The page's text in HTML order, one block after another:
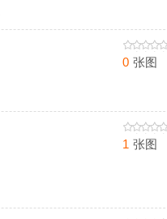
0 张图
1 张图